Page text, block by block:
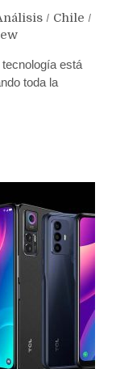
/ Chile /
está
toda la